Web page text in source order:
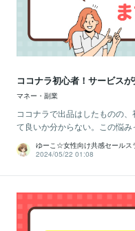
ココナラ初心者！サービス
マネー・副業
ココナラで出品はしたものの
て良いか分からない。この悩
ゆーこ☆女性向け共感セールス
2024/05/22 01:08